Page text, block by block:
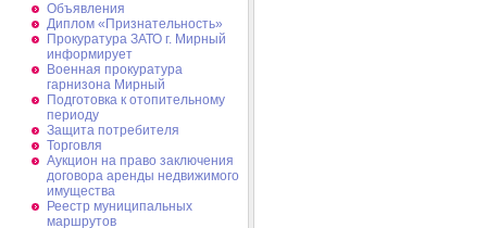
Объявления
Диплом «Признательность»
Прокуратура ЗАТО г. Мирный
информирует
Военная прокуратура
гарнизона Мирный
Подготовка к отопительному
периоду
Защита потребителя
Торговля
Аукцион на право заключения
договора аренды недвижимого
имущества
Реестр муниципальных
маршрутов